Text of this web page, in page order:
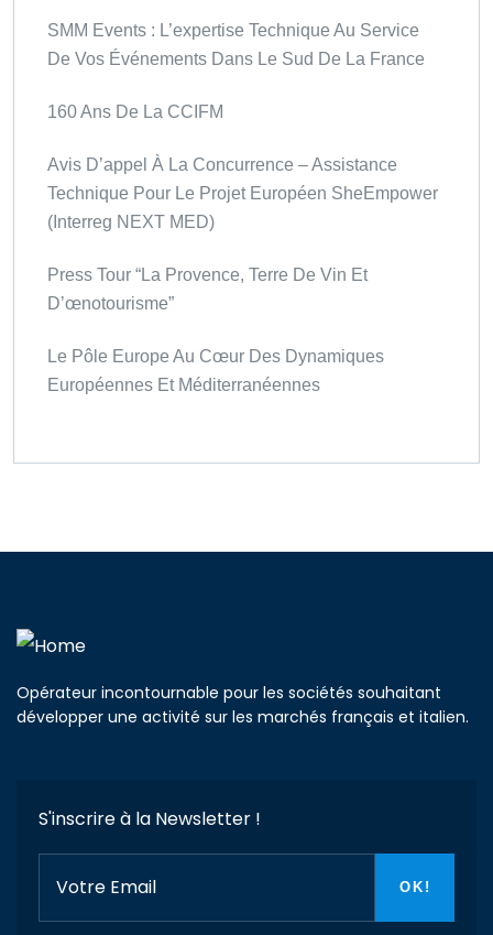
SMM Events : L’expertise Technique Au Service
De Vos Événements Dans Le Sud De La France
160 Ans De La CCIFM
Avis D’appel À La Concurrence – Assistance
Technique Pour Le Projet Européen SheEmpower
(Interreg NEXT MED)
Press Tour “La Provence, Terre De Vin Et
D’œnotourisme”
Le Pôle Europe Au Cœur Des Dynamiques
Européennes Et Méditerranéennes
Opérateur incontournable pour les sociétés souhaitant
développer une activité sur les marchés français et italien.
S'inscrire à la Newsletter !